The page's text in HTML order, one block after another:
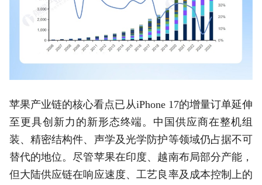
苹果产业链的核心看点已从iPhone 17的增量订单延伸
至更具创新力的新形态终端。中国供应商在整机组
装、精密结构件、声学及光学防护等领域仍占据不可
替代的地位。尽管苹果在印度、越南布局部分产能，
但大陆供应链在响应速度、工艺良率及成本控制上的